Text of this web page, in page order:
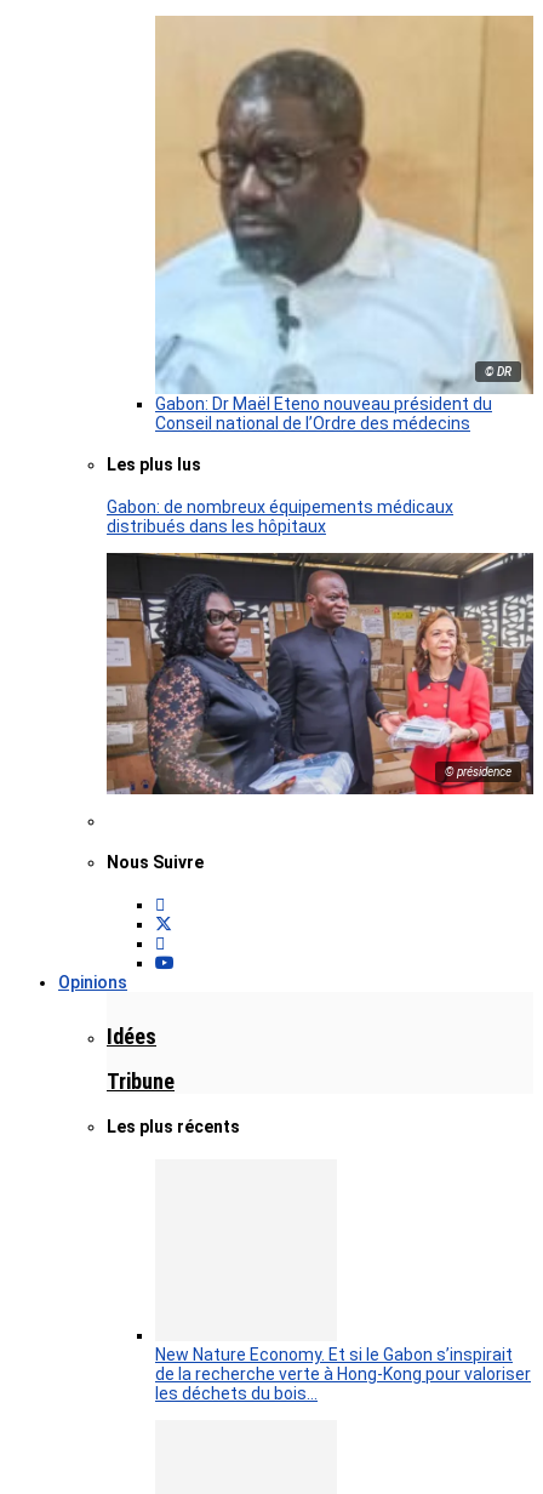
© DR
Gabon: Dr Maël Eteno nouveau président du
Conseil national de l’Ordre des médecins
Les plus lus
Gabon: de nombreux équipements médicaux
distribués dans les hôpitaux
© présidence
Nous Suivre
Opinions
Idées
Tribune
Les plus récents
New Nature Economy. Et si le Gabon s’inspirait
de la recherche verte à Hong-Kong pour valoriser
les déchets du bois…